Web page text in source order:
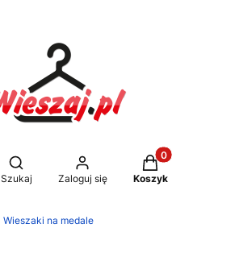
Otwórz wyszukiwarkę
Szukaj Zaloguj się
Produkty w
Koszyk
Wieszaki na medale